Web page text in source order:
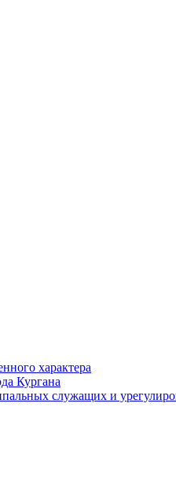
характера
Кургана
служащих и